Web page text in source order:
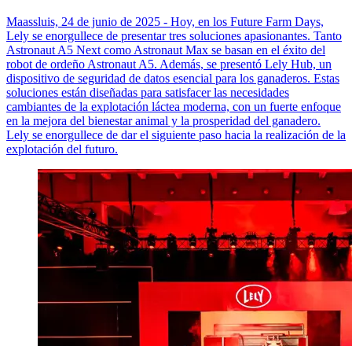
Maassluis, 24 de junio de 2025 - Hoy, en los Future Farm Days,
Lely se enorgullece de presentar tres soluciones apasionantes. Tanto
Astronaut A5 Next como Astronaut Max se basan en el éxito del
robot de ordeño Astronaut A5. Además, se presentó Lely Hub, un
dispositivo de seguridad de datos esencial para los ganaderos. Estas
soluciones están diseñadas para satisfacer las necesidades
cambiantes de la explotación láctea moderna, con un fuerte enfoque
en la mejora del bienestar animal y la prosperidad del ganadero.
Lely se enorgullece de dar el siguiente paso hacia la realización de la
explotación del futuro.